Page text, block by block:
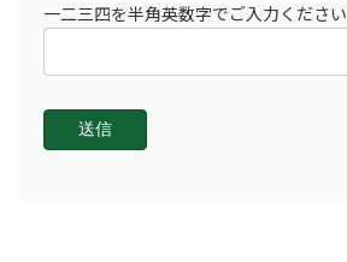
一二三四を半角英数字でご入力ください